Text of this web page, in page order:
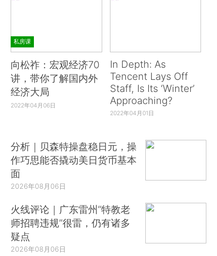
私房课
向松祚：宏观经济70
讲，带你了解国内外
经济大局
2022年04月06日
In Depth: As
Tencent Lays Off
Staff, Is Its ‘Winter’
Approaching?
2022年04月01日
分析｜贝森特操盘稳日元，操
作巧思能否撬动美日货币基本
面
2026年08月06日
火线评论｜广东雷州“特教老
师招聘违规”很雷，仍有诸多
疑点
2026年08月06日